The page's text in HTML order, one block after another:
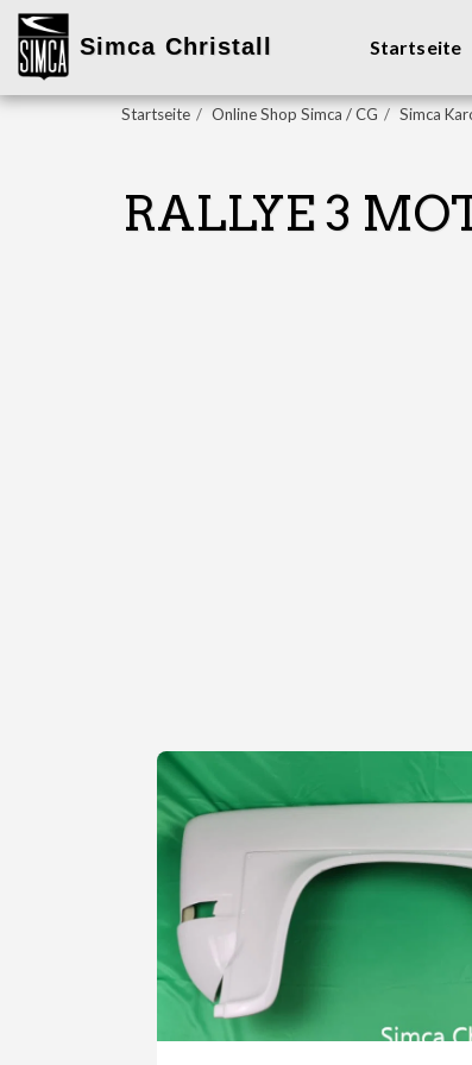
Simca Christall Startseite
Startseite Online Shop Simca / CG Simca
RALLYE 3